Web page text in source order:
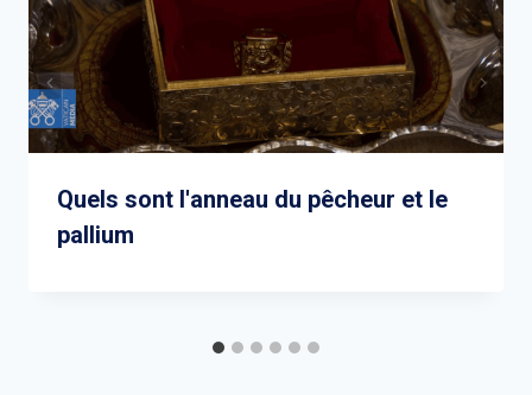
Quels sont l'anneau du pêcheur et le
pallium